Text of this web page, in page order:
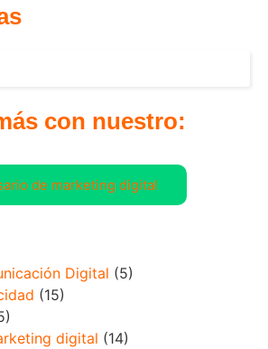
con nuestro:
de marketing digital
Digital (5)
(15)
digital (14)